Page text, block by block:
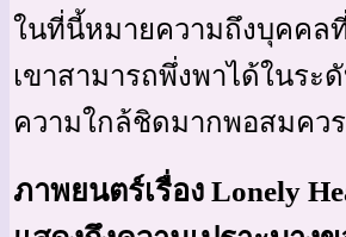
ในที่นี้หมายความถึงบุคคล
เขาสามารถพึ่งพาได้ในระ
ความใกล้ชิดมากพอสมควร
ภาพยนตร์เรื่อง Lonely